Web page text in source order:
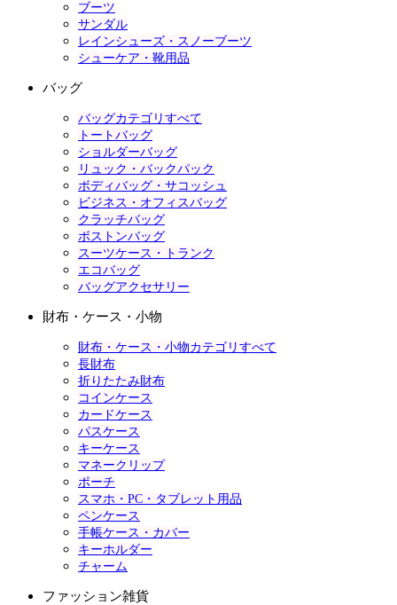
ブーツ
サンダル
レインシューズ・スノーブーツ
シューケア・靴用品
バッグ
バッグカテゴリすべて
トートバッグ
ショルダーバッグ
リュック・バックパック
ボディバッグ・サコッシュ
ビジネス・オフィスバッグ
クラッチバッグ
ボストンバッグ
スーツケース・トランク
エコバッグ
バッグアクセサリー
財布・ケース・小物
財布・ケース・小物カテゴリすべて
長財布
折りたたみ財布
コインケース
カードケース
パスケース
キーケース
マネークリップ
ポーチ
スマホ・PC・タブレット用品
ペンケース
手帳ケース・カバー
キーホルダー
チャーム
ファッション雑貨